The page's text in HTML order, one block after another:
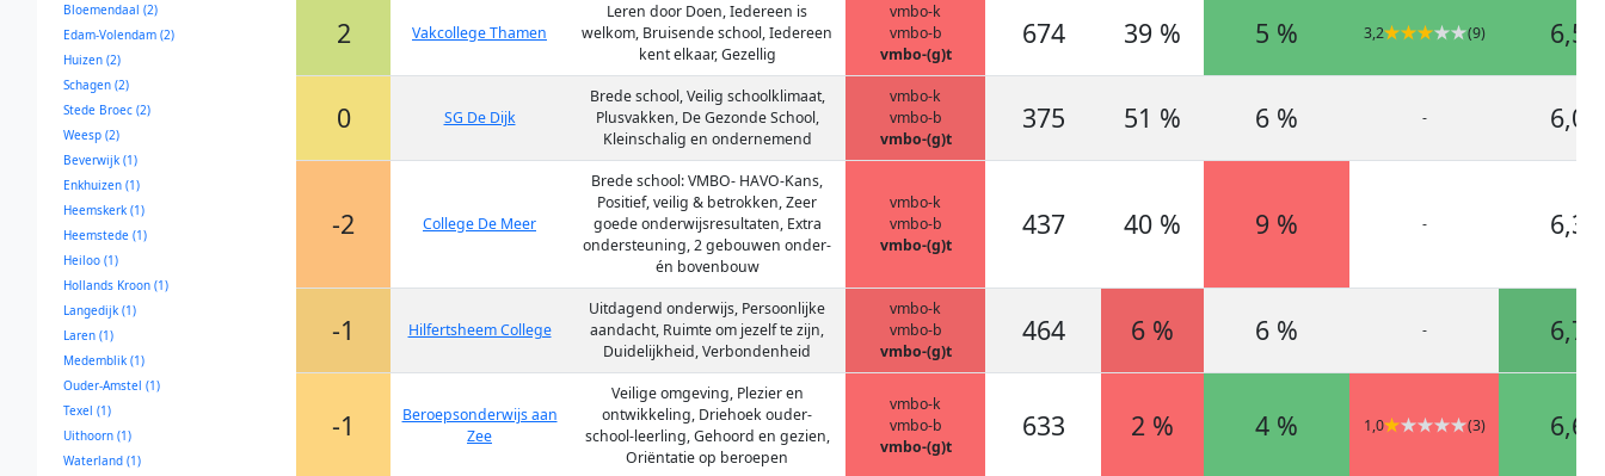
Bloemendaal (2)
Edam-Volendam (2)
Huizen (2)
Schagen (2)
Stede Broec (2)
Weesp (2)
Beverwijk (1)
Enkhuizen (1)
Heemskerk (1)
Heemstede (1)
Heiloo (1)
Hollands Kroon (1)
Langedijk (1)
Laren (1)
Medemblik (1)
Ouder-Amstel (1)
Texel (1)
Uithoorn (1)
Waterland (1)
2 Vakcollege Thamen
Leren door Doen, Iedereen is
welkom, Bruisende school, Iedereen
kent elkaar, Gezellig
vmbo-k
vmbo-b
vmbo-(g)t
674 39 % 5 % 3,2 (9) 6,5
0 SG De Dijk
Brede school, Veilig schoolklimaat,
Plusvakken, De Gezonde School,
Kleinschalig en ondernemend
vmbo-k
vmbo-b
vmbo-(g)t
375 51 % 6 % - 6,0
-2 College De Meer
Brede school: VMBO- HAVO-Kans,
Positief, veilig & betrokken, Zeer
goede onderwijsresultaten, Extra
ondersteuning, 2 gebouwen onder-
én bovenbouw
vmbo-k
vmbo-b
vmbo-(g)t
437 40 % 9 % - 6,3
-1 Hilfertsheem College
Uitdagend onderwijs, Persoonlijke
aandacht, Ruimte om jezelf te zijn,
Duidelijkheid, Verbondenheid
vmbo-k
vmbo-b
vmbo-(g)t
464 6 % 6 % - 6,7
-1
Beroepsonderwijs aan
Zee
Veilige omgeving, Plezier en
ontwikkeling, Driehoek ouder-
school-leerling, Gehoord en gezien,
Oriëntatie op beroepen
vmbo-k
vmbo-b
vmbo-(g)t
633 2 % 4 % 1,0 (3) 6,6